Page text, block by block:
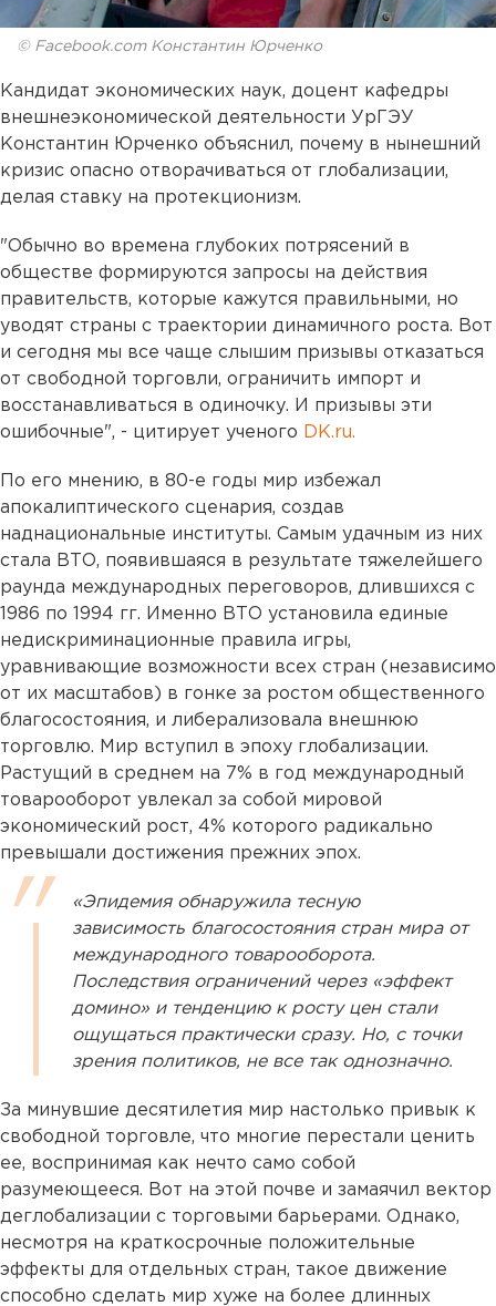
© Facebook.com Константин Юрченко
Кандидат экономических наук, доцент кафедры
внешнеэкономической деятельности УрГЭУ
Константин Юрченко объяснил, почему в нынешний
кризис опасно отворачиваться от глобализации,
делая ставку на протекционизм.
"Обычно во времена глубоких потрясений в
обществе формируются запросы на действия
правительств, которые кажутся правильными, но
уводят страны с траектории динамичного роста. Вот
и сегодня мы все чаще слышим призывы отказаться
от свободной торговли, ограничить импорт и
восстанавливаться в одиночку. И призывы эти
ошибочные", - цитирует ученого DK.ru.
По его мнению, в 80-е годы мир избежал
апокалиптического сценария, создав
наднациональные институты. Самым удачным из них
стала ВТО, появившаяся в результате тяжелейшего
раунда международных переговоров, длившихся с
1986 по 1994 гг. Именно ВТО установила единые
недискриминационные правила игры,
уравнивающие возможности всех стран (независимо
от их масштабов) в гонке за ростом общественного
благосостояния, и либерализовала внешнюю
торговлю. Мир вступил в эпоху глобализации.
Растущий в среднем на 7% в год международный
товарооборот увлекал за собой мировой
экономический рост, 4% которого радикально
превышали достижения прежних эпох.
«Эпидемия обнаружила тесную
зависимость благосостояния стран мира от
международного товарооборота.
Последствия ограничений через «эффект
домино» и тенденцию к росту цен стали
ощущаться практически сразу. Но, с точки
зрения политиков, не все так однозначно.
За минувшие десятилетия мир настолько привык к
свободной торговле, что многие перестали ценить
ее, воспринимая как нечто само собой
разумеющееся. Вот на этой почве и замаячил вектор
деглобализации с торговыми барьерами. Однако,
несмотря на краткосрочные положительные
эффекты для отдельных стран, такое движение
способно сделать мир хуже на более длинных